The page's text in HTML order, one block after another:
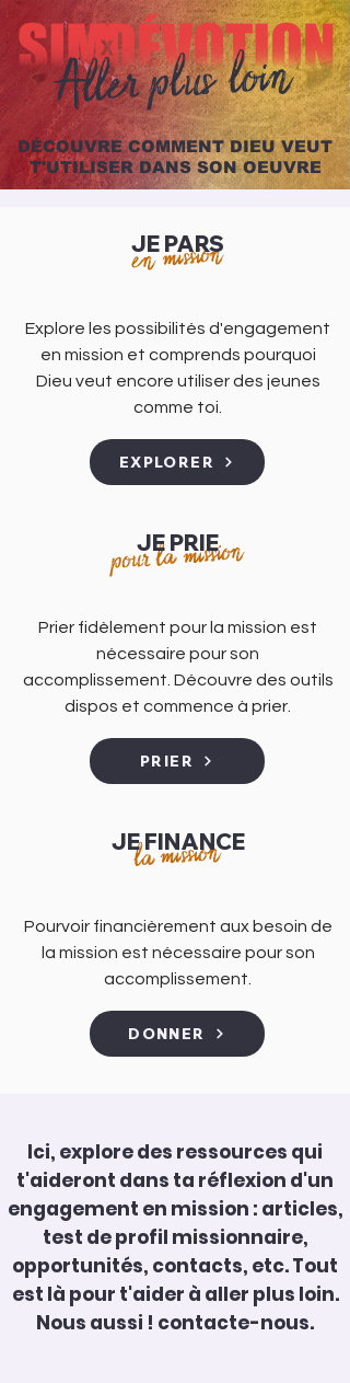
DÉCOUVRE COMMENT DIEU VEUT
T'UTILISER DANS SON OEUVRE
Aller plus loin
en mission
JE PARS
Explore les possibilités d'engagement
en mission et comprends pourquoi
Dieu veut encore utiliser des jeunes
comme toi.
EXPLORER
pour la mission
JE PRIE
Prier fidèlement pour la mission est
nécessaire pour son
accomplissement. Découvre des outils
dispos et commence à prier.
PRIER
la mission
JE FINANCE
Pourvoir financièrement aux besoin de
la mission est nécessaire pour son
accomplissement.
DONNER
Ici, explore des ressources qui
t'aideront dans ta réflexion d'un
engagement en mission : articles,
test de profil missionnaire,
opportunités, contacts, etc. Tout
est là pour t'aider à aller plus loin.
Nous aussi ! contacte-nous.